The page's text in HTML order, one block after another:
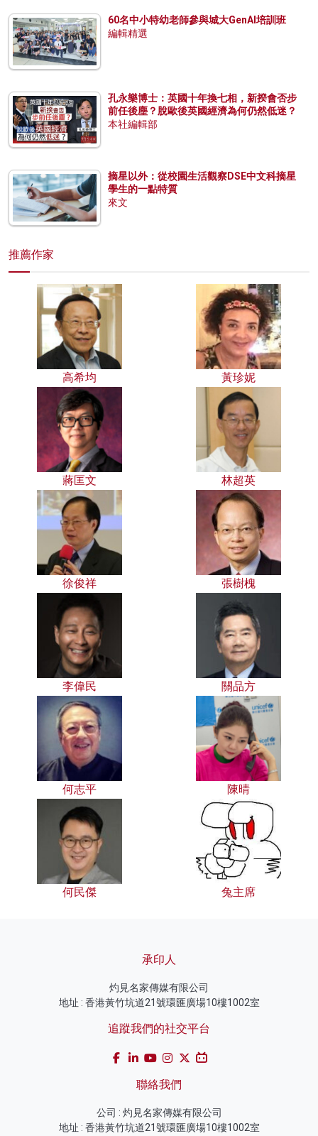
60名中小特幼老師參與城大GenAI培訓班
編輯精選
孔永樂博士：英國十年換七相，新揆會否步
前任後塵？脫歐後英國經濟為何仍然低迷？
本社編輯部
摘星以外：從校園生活觀察DSE中文科摘星
學生的一點特質
來文
推薦作家
高希均 黃珍妮
蔣匡文 林超英
徐俊祥 張樹槐
李偉民 關品方
何志平 陳晴
何民傑 兔主席
承印人
灼見名家傳媒有限公司
地址 : 香港黃竹坑道21號環匯廣場10樓1002室
追蹤我們的社交平台
聯絡我們
公司 : 灼見名家傳媒有限公司
地址 : 香港黃竹坑道21號環匯廣場10樓1002室